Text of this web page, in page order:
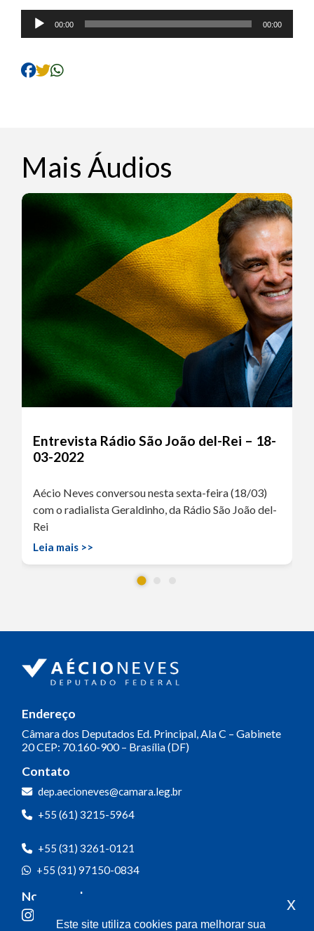
áudio
Tocador
de
00:00 00:00
Mais Áudios
Entrevista Rádio São João del-Rei – 18-
03-2022
Aécio Neves conversou nesta sexta-feira (18/03)
com o radialista Geraldinho, da Rádio São João del-
Rei
Leia mais >>
Endereço
Câmara dos Deputados Ed. Principal, Ala C – Gabinete
20CEP: 70.160-900 – Brasília (DF)
Contato
dep.aecioneves@camara.leg.br
+55 (61) 3215-5964
+55 (31) 3261-0121
+55 (31) 97150-0834
Nossas redes
Este site utiliza cookies para melhorar sua
x